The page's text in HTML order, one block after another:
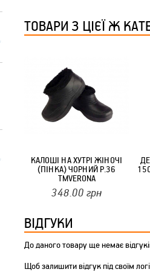
ЩО ЗАКРУЧУЄТЬСЯ КОТИКИ
ЩО ЗАКРУЧУЄТЬСЯ КОТИКИ
ТОВАРИ З ЦІЄЇ Ж
КАЛОШІ НА ХУТРІ ЖІНОЧІ
(ПІНКА) ЧОРНИЙ Р.36
ТМVERONA
348.00 грн
ВІДГУКИ
До даного товару ще немає
Щоб залишити відгук під своїм